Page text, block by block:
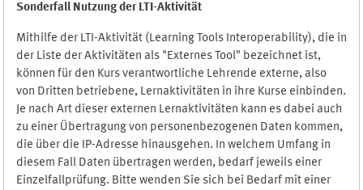
Sonderfall Nutzung der LTI-Aktivität
Mithilfe der LTI-Aktivität (Learning Tools Interoperability), die in
der Liste der Aktivitäten als "Externes Tool" bezeichnet ist,
können für den Kurs verantwortliche Lehrende externe, also
von Dritten betriebene, Lernaktivitäten in ihre Kurse einbinden.
Je nach Art dieser externen Lernaktivitäten kann es dabei auch
zu einer Übertragung von personenbezogenen Daten kommen,
die über die IP-Adresse hinausgehen. In welchem Umfang in
diesem Fall Daten übertragen werden, bedarf jeweils einer
Einzelfallprüfung. Bitte wenden Sie sich bei Bedarf mit einer